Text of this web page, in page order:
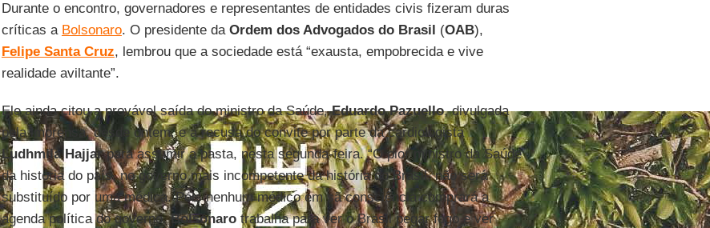
Durante o encontro, governadores e representantes de entidades civis fizeram duras
críticas a Bolsonaro. O presidente da Ordem dos Advogados do Brasil (OAB),
Felipe Santa Cruz, lembrou que a sociedade está “exausta, empobrecida e vive
realidade aviltante”.
Ele ainda citou a provável saída do ministro da Saúde,Eduardo Pazuello, divulgada
pela imprensa, desde ontem, e a recusa do convite por parte da cardiologista
Ludhmila Hajjarpara assumir a pasta, nesta segunda-feira. “O pior ministro da Saúde
da história do país, no governo mais incompetente da história do Brasil, não será
substituído por uma médica. Pois nenhum médico em sã consciência comprará a
agenda política do governo.Bolsonarotrabalha para ver o Brasil pegar fogo e ver